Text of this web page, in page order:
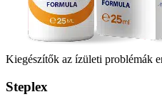
Kiegészítők az ízületi problémák
Steplex